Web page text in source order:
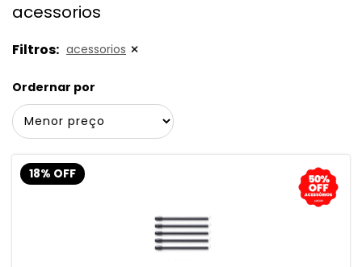
acessorios
Filtros: acessorios
Ordernar por
18% OFF